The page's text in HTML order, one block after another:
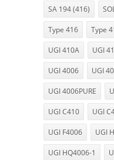
SA 194 (416)
Type 416 Type
UGI 410A UGI
UGI 4006 UGI
UGI 4006PURE
UGI C410 UGI
UGI F4006 UGI
UGI HQ4006-1